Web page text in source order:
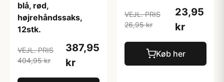
blå, rød,
højrehåndssaks,
12stk.
VEJL. PRIS
404,95 kr
387,95
kr
VEJL. PRIS
26,95 kr
23,95
kr
Køb her